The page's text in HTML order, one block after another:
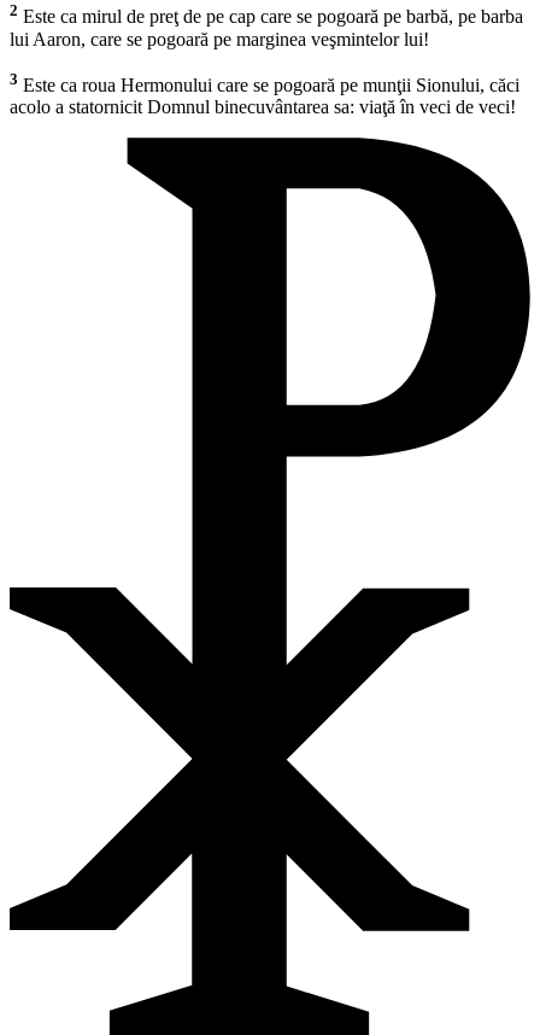
2 Este ca mirul de preţ de pe cap care se pogoară pe barbă, pe barba
lui Aaron, care se pogoară pe marginea veşmintelor lui!
3 Este ca roua Hermonului care se pogoară pe munţii Sionului, căci
acolo a statornicit Domnul binecuvântarea sa: viaţă în veci de veci!